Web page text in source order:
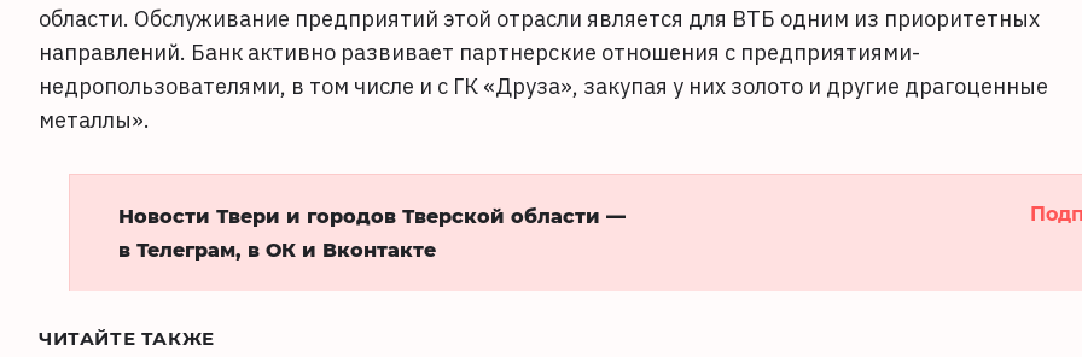
области. Обслуживание предприятий этой отрасли является для ВТБ одним из приоритетных
направлений. Банк активно развивает партнерские отношения с предприятиями-
недропользователями, в том числе и с ГК «Друза», закупая у них золото и другие драгоценные
металлы».
Новости Твери и городов Тверской области —
в Телеграм, в ОК и Вконтакте
ЧИТАЙТЕ ТАКЖЕ